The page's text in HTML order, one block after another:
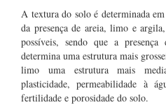
A textura do solo é determinada
da presença de areia, limo e
possíveis, sendo que a
determina uma estrutura mais
limo uma estrutura mais
plasticidade, permeabilidade à
fertilidade e porosidade do solo.